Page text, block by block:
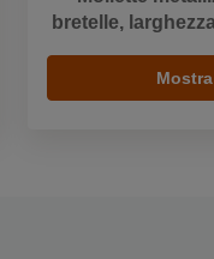
bretelle,
Mostra